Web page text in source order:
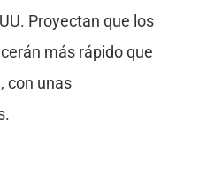
Proyectan que los
más rápido que
con unas